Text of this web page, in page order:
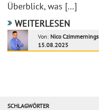
Überblick, was […]
WEITERLESEN
Von: Nico Czimmernings
15.08.2025
SCHLAGWÖRTER